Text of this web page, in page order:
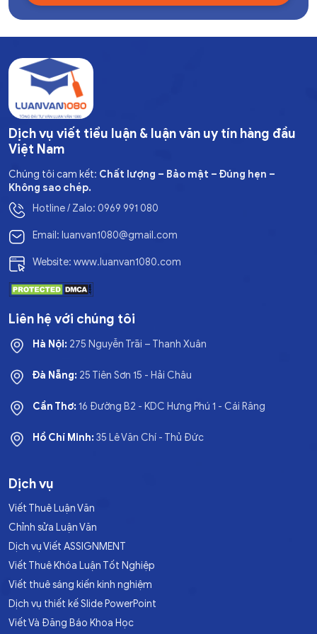
Dịch vụ viết tiểu luận & luận văn uy tín hàng đầu
Việt Nam
Chúng tôi cam kết: Chất lượng – Bảo mật – Đúng hẹn –
Không sao chép.
Hotline / Zalo: 0969 991 080
Email: luanvan1080@gmail.com
Website: www.luanvan1080.com
Liên hệ với chúng tôi
Hà Nội: 275 Nguyễn Trãi – Thanh Xuân
Đà Nẵng: 25 Tiên Sơn 15 - Hải Châu
Cần Thơ:16 Đường B2 - KDC Hưng Phú 1 - Cái Răng
Hồ Chí Minh:35 Lê Văn Chí - Thủ Đức
Dịch vụ
Viết Thuê Luận Văn
Chỉnh sửa Luận Văn
Dịch vụ Viết ASSIGNMENT
Viết Thuê Khóa Luận Tốt Nghiệp
Viết thuê sáng kiến kinh nghiệm
Dịch vụ thiết kế Slide PowerPoint
Viết Và Đăng Báo Khoa Học